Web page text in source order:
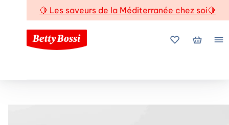
🍋 Les saveurs de la Méditerranée chez soi🍋
Mes favoris
Mon